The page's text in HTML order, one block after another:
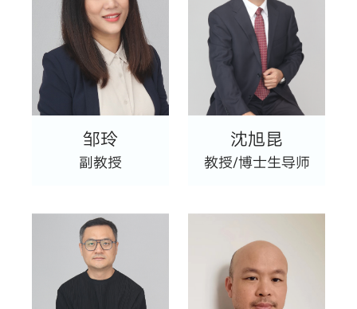
邹玲
副教授
沈旭昆
教授/博士生导师